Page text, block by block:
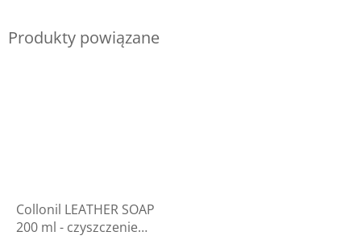
Produkty powiązane
Collonil LEATHER SOAP
200 ml - czyszczenie